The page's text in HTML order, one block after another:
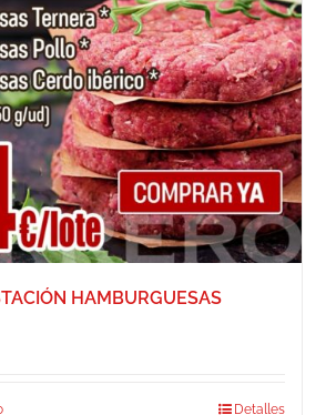
HAMBURGUESAS
Detalles